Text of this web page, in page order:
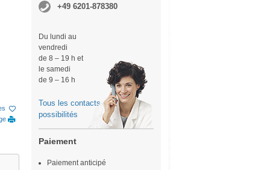
+49 6201-878380
Du lundi au
vendredi
de 8 – 19 h et
le samedi
de 9 – 16 h
Tous les contacts-
possibilités
Paiement
Paiement anticipé